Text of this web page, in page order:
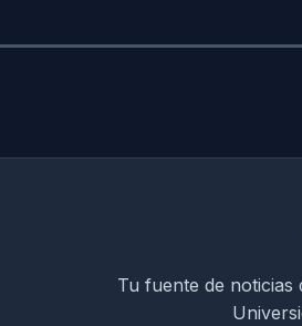
Tu fuente de noticias